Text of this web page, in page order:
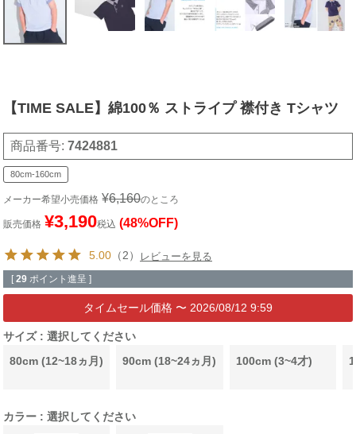
【TIME SALE】綿100％ ストライプ 襟付き Tシャツ
商品番号 7424881
80cm-160cm
メーカー希望小売価格 ¥6,160のところ
販売価格 ¥3,190税込 (48%OFF)
5.00 （2） レビューを見る
[ 29 ポイント進呈 ]
〜 2026/08/12 9:59
サイズ
選択してください
80cm (12~18ヵ月)
90cm (18~24ヵ月) 100cm (3~4才)
カラー 選択してください